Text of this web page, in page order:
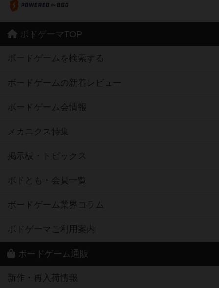
ボドゲーマTOP
ボードゲームを検索する
ボードゲームの新着レビュー
ボードゲーム会情報
メカニクス特集
掲示板・トピックス
ボドとも・会員一覧
ボードゲーム業界コラム
ボドゲーマご利用案内
ボードゲーム通販
新作・再入荷情報